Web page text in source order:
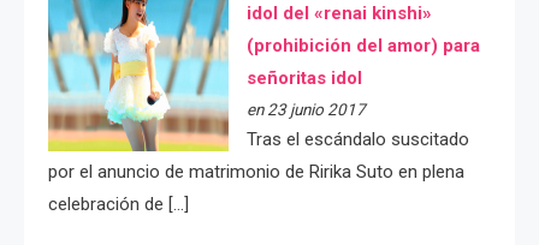
idol del «renai kinshi»
(prohibición del amor) para
señoritas idol
en 23 junio 2017
Tras el escándalo suscitado
por el anuncio de matrimonio de Ririka Suto en plena
celebración de […]